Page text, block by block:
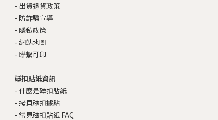
- 出貨退貨政策
- 防詐騙宣導
- 隱私政策
- 網站地圖
- 聯繫可印
磁扣貼紙資訊
- 什麼是磁扣貼紙
- 拷貝磁扣據點
- 常見磁扣貼紙 FAQ